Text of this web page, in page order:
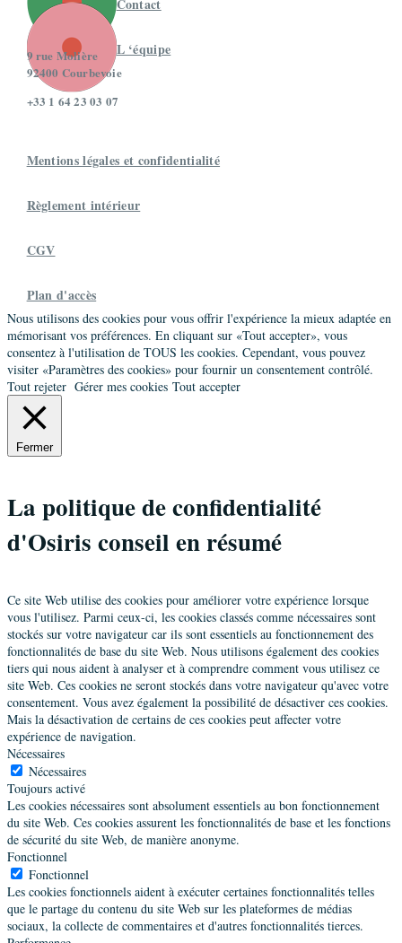
Contact
L ‘équipe
9 rue Molière
92400 Courbevoie
+33 1 64 23 03 07
Mentions légales et confidentialité
Règlement intérieur
CGV
Plan d'accès
Nous utilisons des cookies pour vous offrir l'expérience la mieux adaptée en
mémorisant vos préférences. En cliquant sur «Tout accepter», vous
consentez à l'utilisation de TOUS les cookies. Cependant, vous pouvez
visiter «Paramètres des cookies» pour fournir un consentement contrôlé.
Tout rejeter Gérer mes cookies Tout accepter
Fermer
La politique de confidentialité
d'Osiris conseil en résumé
Ce site Web utilise des cookies pour améliorer votre expérience lorsque
vous l'utilisez. Parmi ceux-ci, les cookies classés comme nécessaires sont
stockés sur votre navigateur car ils sont essentiels au fonctionnement des
fonctionnalités de base du site Web. Nous utilisons également des cookies
tiers qui nous aident à analyser et à comprendre comment vous utilisez ce
site Web. Ces cookies ne seront stockés dans votre navigateur qu'avec votre
consentement. Vous avez également la possibilité de désactiver ces cookies.
Mais la désactivation de certains de ces cookies peut affecter votre
expérience de navigation.
Nécessaires
Nécessaires
Toujours activé
Les cookies nécessaires sont absolument essentiels au bon fonctionnement
du site Web. Ces cookies assurent les fonctionnalités de base et les fonctions
de sécurité du site Web, de manière anonyme.
Fonctionnel
Fonctionnel
Les cookies fonctionnels aident à exécuter certaines fonctionnalités telles
que le partage du contenu du site Web sur les plateformes de médias
sociaux, la collecte de commentaires et d'autres fonctionnalités tierces.